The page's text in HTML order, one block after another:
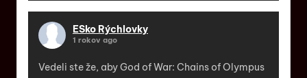
ESko Rýchlovky
1 rokov ago
Vedeli ste že, aby God of War: Chains of Olympus